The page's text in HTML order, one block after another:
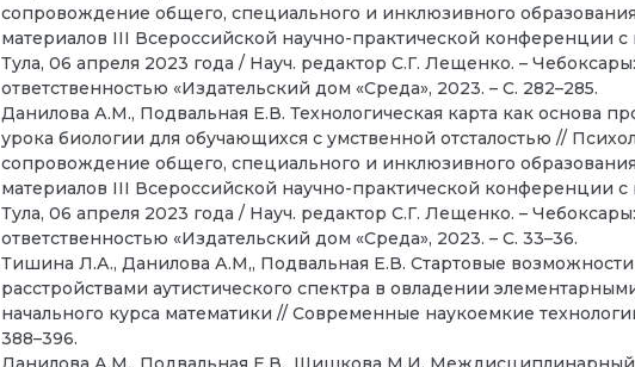
сопровождение общего, специального и инклюзивного
материалов III Всероссийской научно-практической конференции
Тула, 06 апреля 2023 года / Науч. редактор С.Г. Лещенко. –
ответственностью «Издательский дом «Среда», 2023. – С. 282–285.
Данилова А.М., Подвальная Е.В. Технологическая карта как основа
урока биологии для обучающихся с умственной отсталостью //
сопровождение общего, специального и инклюзивного
материалов III Всероссийской научно-практической конференции
Тула, 06 апреля 2023 года / Науч. редактор С.Г. Лещенко. –
ответственностью «Издательский дом «Среда», 2023. – С. 33–36.
Тишина Л.А., Данилова А.М,, Подвальная Е.В. Стартовые
расстройствами аутистического спектра в овладении
начального курса математики // Современные наукоемкие
388–396.